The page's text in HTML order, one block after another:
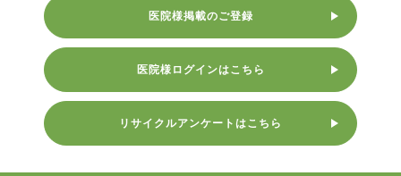
医院様掲載のご登録
医院様ログインはこちら
リサイクルアンケートはこちら